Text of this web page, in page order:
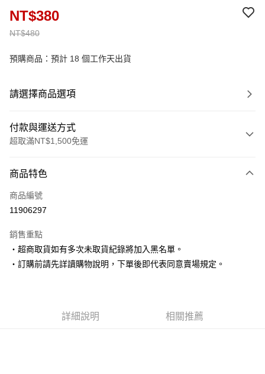
NT$480
NT$380
預購商品：預計 18 個工作天出貨
請選擇商品選項
付款與運送方式
超取滿NT$1,500免運
信用卡一次付款
超商取貨付款
Apple Pay
街口支付
商品特色
商品編號
11906297
銷售重點
‧超商取貨如有多次未取貨紀錄將加入黑名單。
‧訂購前請先詳讀購物說明，下單後即代表同意賣場規定。
詳細說明 相關推薦